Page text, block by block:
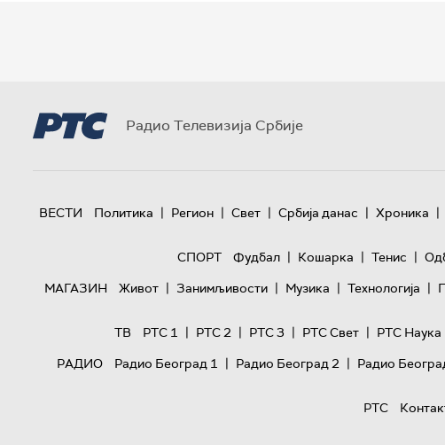
Радио Телевизија Србије
ВЕСТИ Политика | Регион | Свет | Србија данас | Хроника |
СПОРТ
Фудбал | Кошарка | Тенис |
МАГАЗИН
Живот | Занимљивости | Музика | Технологијa |
ТВ
РТС 1 | РТС 2 | РТС 3 | РТС Свет | РТС Наука
РАДИО
Радио Београд 1 | Радио Београд 2 | Радио
РТС